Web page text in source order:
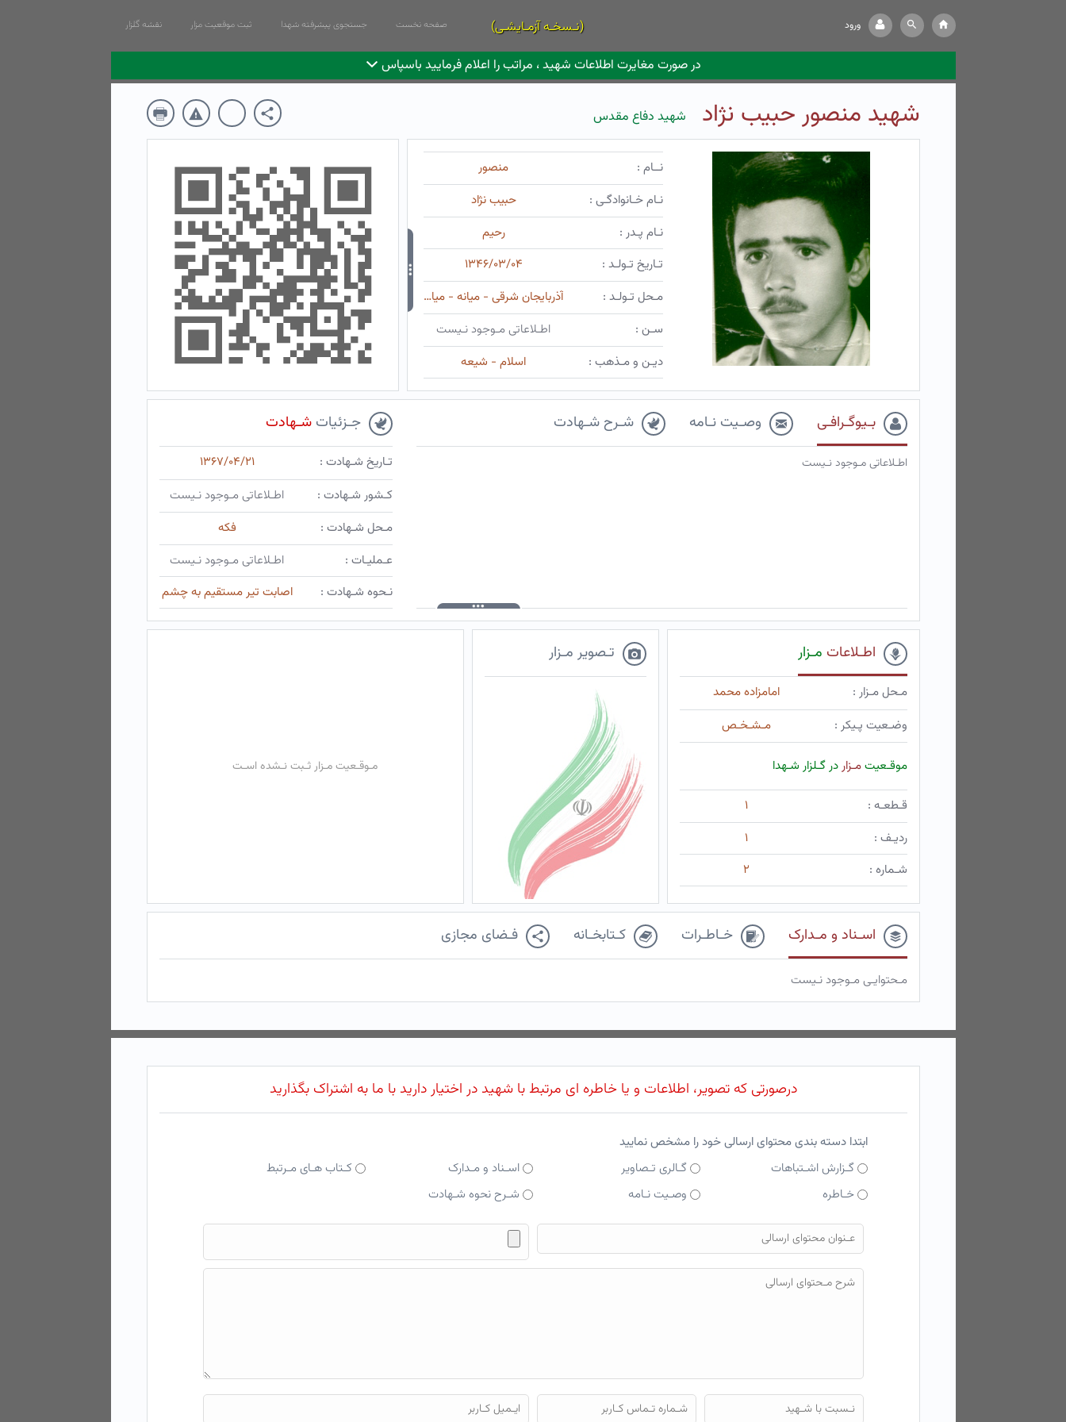
ورود (نـسخـه آزمـایشـی) صفحه نخست جستجوی پیشرفته شهدا ثبت موقعیت مزار نقشه گلزار
در صورت مغایرت اطلاعات شهید ، مراتب را اعلام فرمایید باسپاس
شهید منصور حبیب نژاد شهید دفاع مقدس
نــام :
منصور
نـام خـانوادگـی :
حبیب نژاد
نـام پـدر :
رحیم
تـاریخ تـولـد :
۱۳۴۶/۰۳/۰۴
مـحل تـولـد :
آذربایجان شرقی - میانه - میانه
سـن :
اطـلاعاتی مـوجود نـیست
دیـن و مـذهب :
اسلام - شیعه
بـیوگـرافـی وصـیت نـامه شـرح شـهادت
اطـلاعاتی مـوجود نـیست
جـزئیاتشـهادت
تـاریخ شـهادت :
۱۳۶۷/۰۴/۲۱
کـشور شـهادت :
اطـلاعاتی مـوجود نـیست
مـحل شـهادت :
فکه
عـملیـات :
اطـلاعاتی مـوجود نـیست
نـحوه شـهادت :
اصابت تیر مستقیم به چشم
اطـلاعات مـزار
مـحل مـزار :
امامزاده محمد
وضـعیت پـیکر :
مـشـخـص
موقـعیتمـزاردر گـلزار شـهدا
قـطعـه :
۱
ردیـف :
۱
شـماره :
۲
تـصویر مـزار
مـوقـعیت مـزار ثـبت نـشده اسـت
اسـناد و مـدارک خـاطـرات کـتابخـانه فـضای مجازی
مـحتوایـی مـوجود نـیست
درصورتی که تصویر، اطلاعات و یا خاطره ای مرتبط با شهید در اختیار دارید با ما به اشتراک بگذارید
ابتدا دسته بندی محتوای ارسالی خود را مشخص نمایید
گـزارش اشـتباهات
گـالری تـصاویر اسـناد و مـدارک
کـتاب هـای مـرتبط
خـاطره
وصـیت نـامه شـرح نحوه شـهادت
فایل محتوای ارسالی